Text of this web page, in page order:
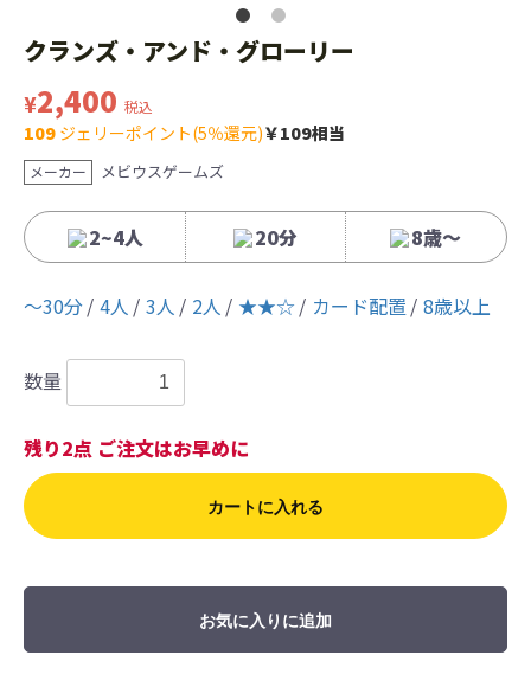
クランズ・アンド・グローリー
¥2,400 税込
109 ジェリーポイント(5％還元)￥109相当
メーカー メビウスゲームズ
2~4人 20分 8歳〜
〜30分 4人 3人 2人 ★★☆ カード配置 8歳以上
数量
残り2点 ご注文はお早めに
カートに入れる
お気に入りに追加